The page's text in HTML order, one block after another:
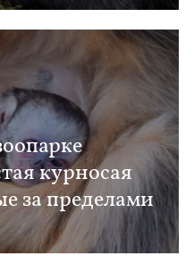
курносая
за пределами